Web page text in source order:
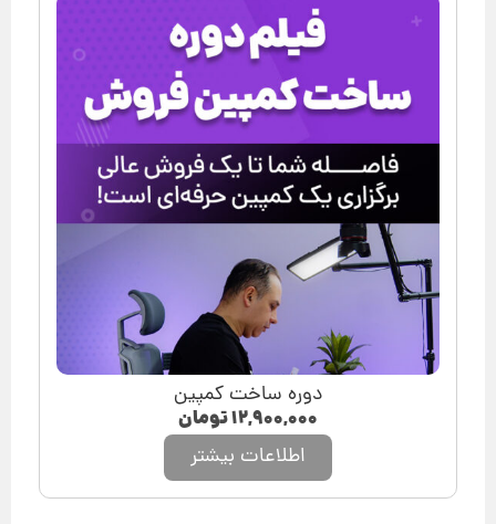
دوره ساخت کمپین
۱۲,۹۰۰,۰۰۰تومان
اطلاعات بیشتر